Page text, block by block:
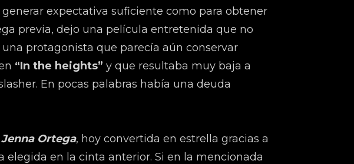
expectativa suficiente como para obtener
previa, dejo una película entretenida que no
protagonista que parecía aún conservar
“In the heights” y que resultaba muy baja a
En pocas palabras había una deuda
Jenna Ortega, hoy convertida en estrella gracias a
en la cinta anterior. Si en la mencionada